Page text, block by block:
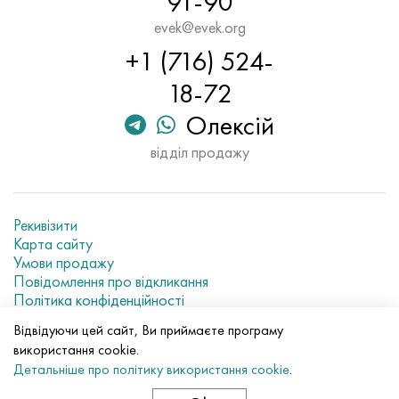
evek@evek.org
+1 (716) 524-
18-72
Олексій
відділ продажу
Рекивізити
Карта сайту
Умови продажу
Повідомлення про відкликання
Політика конфіденційності
© 2007–2026 «Evek GmbH»
Використання матеріалів сайту без прямого посилання
Відвідуючи цей сайт, Ви приймаєте програму
використання cookie.
Детальніше про політику використання cookie.
Хастеллой C2000
Удимет 500
Удимет 720
40ХФА, 1.7223, aisi 4142
45ХН2МФА, k2425, 45hnmf
А40Г, 44smn28, 1.0762, 46s20